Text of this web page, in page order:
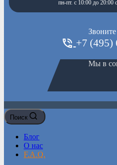
пн-пт. с 10:00 до 20:00
+7 (495)
Мы в
Поиск
Блог
О нас
F.A.Q.